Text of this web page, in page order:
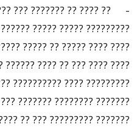
???????? ????????
????? ??????? ??? ???????
??????? ??????? ???????.
??????? ?? ????? ??????
????????? ???????? ??? ??
?????? ??????? ????????
"???????? ??????" ?? ??